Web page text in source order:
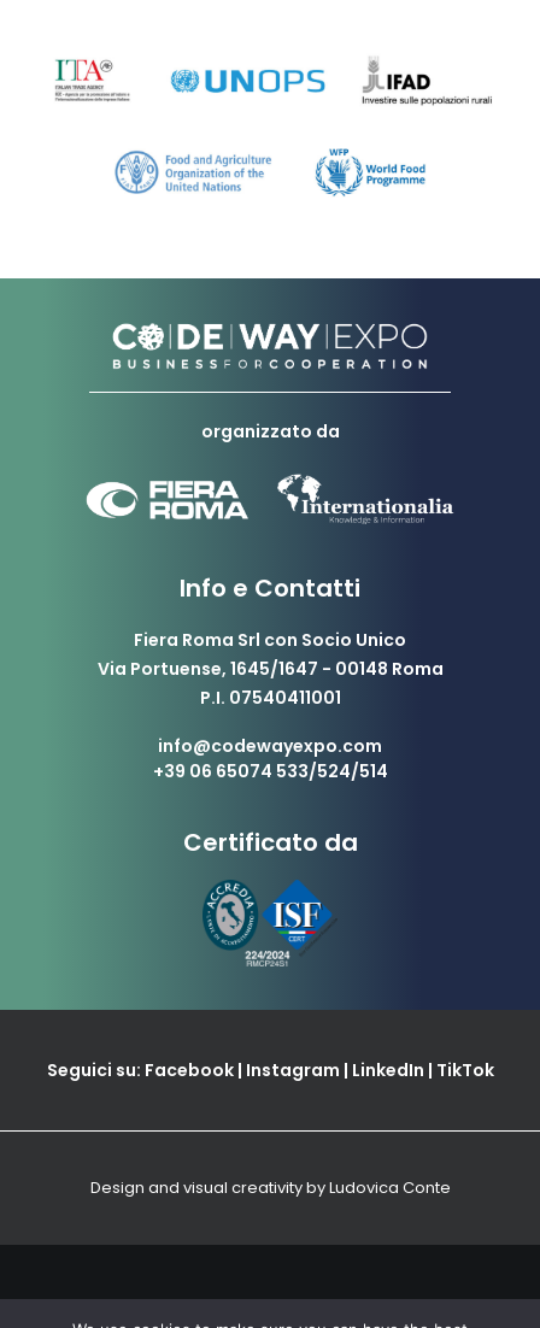
organizzato da
Info e Contatti
Fiera Roma Srl con Socio Unico
Via Portuense, 1645/1647 - 00148 Roma
P.I. 07540411001
info@codewayexpo.com
+39 06 65074 533/524/514
Certificato da
Seguici su: Facebook| Instagram | LinkedIn | TikTok
Design and visual creativity byLudovica Conte